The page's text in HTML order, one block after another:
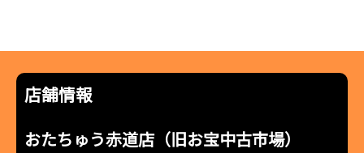
店舗情報
おたちゅう赤道店（旧お宝中古市場）